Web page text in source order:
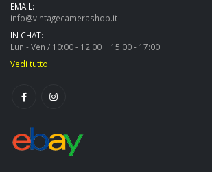
EMAIL:
info@vintagecamerashop.it
IN CHAT:
Lun - Ven / 10:00 - 12:00 | 15:00 - 17:00
Vedi tutto